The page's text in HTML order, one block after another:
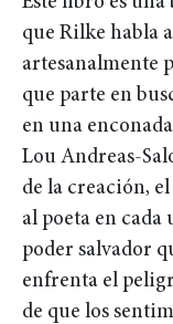
que Rilke habla
artesanalmente
que parte en
en una
Lou Andreas-
de la creación,
al poeta en cada
poder salvador
enfrenta el
de que los